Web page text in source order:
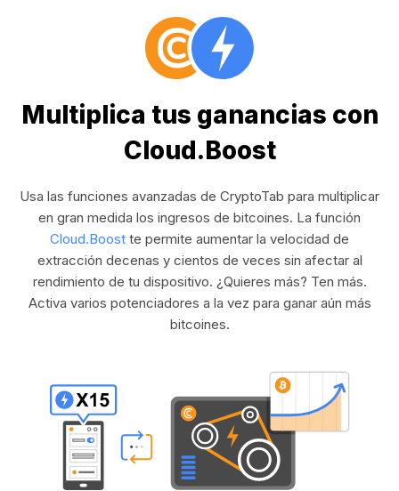
Multiplica tus ganancias con
Cloud.Boost
Usa las funciones avanzadas de CryptoTab para multiplicar
en gran medida los ingresos de bitcoines. La función
Cloud.Boost te permite aumentar la velocidad de
extracción decenas y cientos de veces sin afectar al
rendimiento de tu dispositivo. ¿Quieres más? Ten más.
Activa varios potenciadores a la vez para ganar aún más
bitcoines.